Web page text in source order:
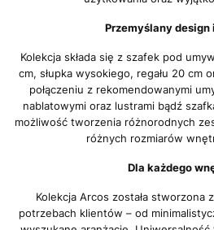
Przemyślany design
Kolekcja składa się z szafek pod
cm, słupka wysokiego, regału 20 cm
połączeniu z rekomendowanymi
nablatowymi oraz lustrami bądź
możliwość tworzenia różnorodnych
różnych rozmiarów
Dla każdego
Kolekcja Arcos została stworzona
potrzebach klientów – od